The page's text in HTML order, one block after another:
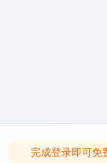
完成登录即可免